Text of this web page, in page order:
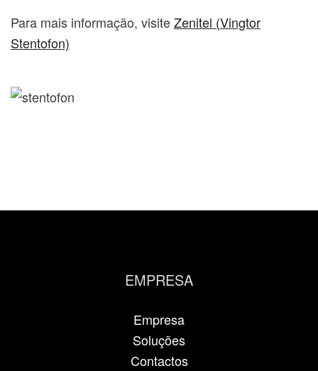
Para mais informação, visiteZenitel (Vingtor
Stentofon)
EMPRESA
Empresa
Soluções
Contactos